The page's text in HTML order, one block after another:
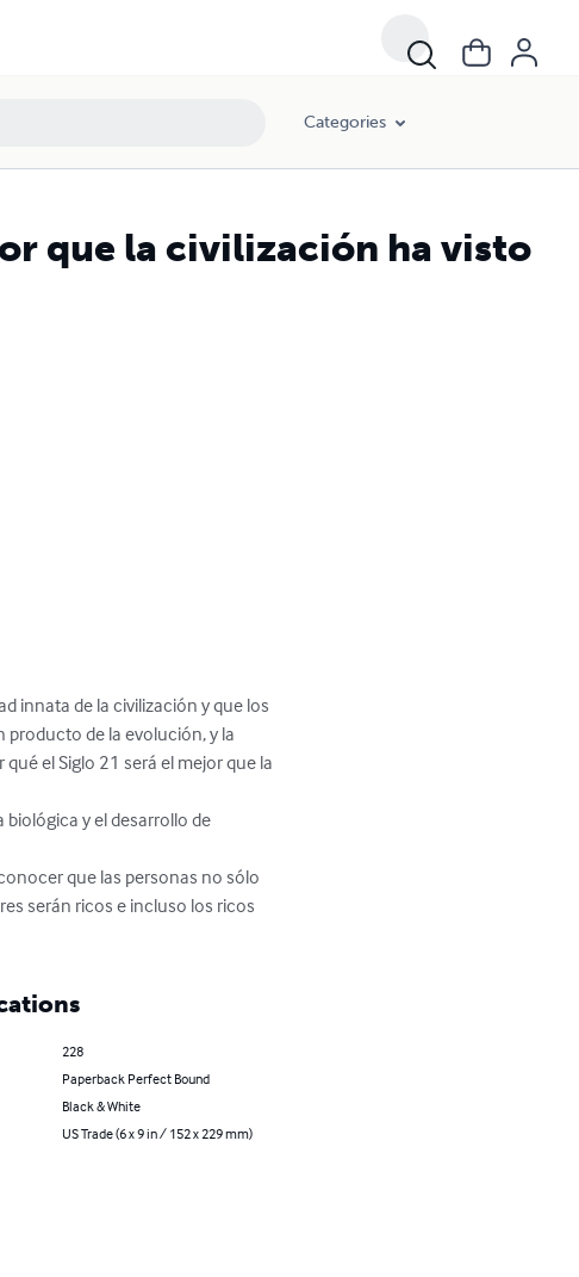
Categories
que la civilización ha visto
innata de la civilización y que los
de la evolución, y la
el Siglo 21 será el mejor que la
y el desarrollo de
que las personas no sólo
serán ricos e incluso los ricos
228
Paperback Perfect Bound
Black & White
US Trade (6 x 9 in / 152 x 229 mm)